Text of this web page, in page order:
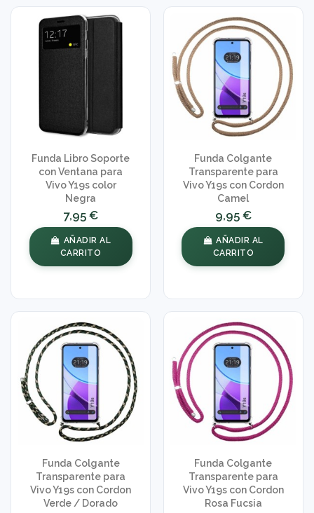
Funda Libro Soporte
con Ventana para
Vivo Y19s color
Negra
7,95 €
AÑADIR AL
CARRITO
Funda Colgante
Transparente para
Vivo Y19s con Cordon
Camel
9,95 €
AÑADIR AL
CARRITO
Funda Colgante
Transparente para
Vivo Y19s con Cordon
Verde / Dorado
Funda Colgante
Transparente para
Vivo Y19s con Cordon
Rosa Fucsia